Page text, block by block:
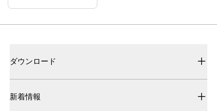
ダウンロード
新着情報